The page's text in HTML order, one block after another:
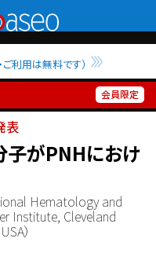
ご利用は無料です）
表
子がPNHにおけ
Hematology and
Institute, Cleveland
）